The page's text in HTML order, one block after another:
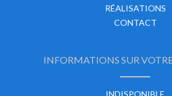
RÉALISATIONS
CONTACT
INFORMATIONS SUR
INDISPONIBLE